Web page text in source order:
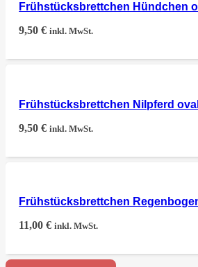
Frühstücksbrettchen Hündchen
9,50€ inkl. MwSt.
Frühstücksbrettchen Nilpferd
9,50€ inkl. MwSt.
Frühstücksbrettchen
11,00€ inkl. MwSt.